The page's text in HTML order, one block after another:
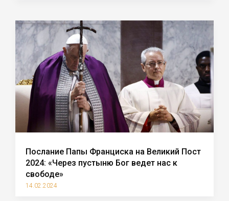
Послание Папы Франциска на Великий Пост
2024: «Через пустыню Бог ведет нас к
свободе»
14.02.2024